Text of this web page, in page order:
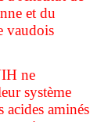
et du
vaudois
ne
système
acides aminés